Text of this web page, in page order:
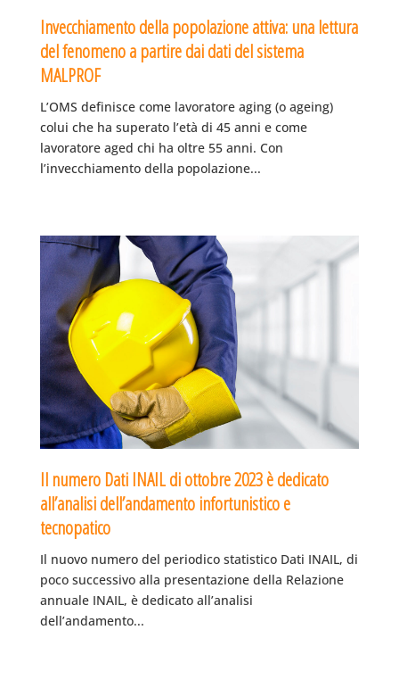
Invecchiamento della popolazione attiva: una lettura
del fenomeno a partire dai dati del sistema
MALPROF
L’OMS definisce come lavoratore aging (o ageing)
colui che ha superato l’età di 45 anni e come
lavoratore aged chi ha oltre 55 anni. Con
l’invecchiamento della popolazione...
Il numero Dati INAIL di ottobre 2023 è dedicato
all’analisi dell’andamento infortunistico e
tecnopatico
Il nuovo numero del periodico statistico Dati INAIL, di
poco successivo alla presentazione della Relazione
annuale INAIL, è dedicato all’analisi
dell’andamento...